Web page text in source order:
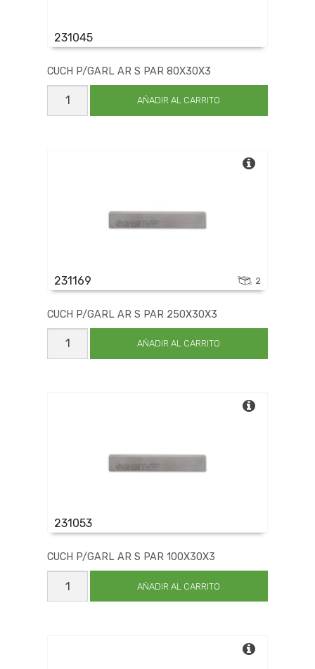
231045
CUCH P/GARL AR S PAR 80X30X3
CUCH
P/GARL
AÑADIR AL CARRITO
231169 2
CUCH P/GARL AR S PAR 250X30X3
CUCH
P/GARL
AÑADIR AL CARRITO
231053
CUCH P/GARL AR S PAR 100X30X3
CUCH
P/GARL
AR
AÑADIR AL CARRITO